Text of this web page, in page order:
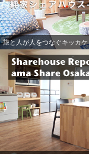
旅と人が人をつなぐキッカ